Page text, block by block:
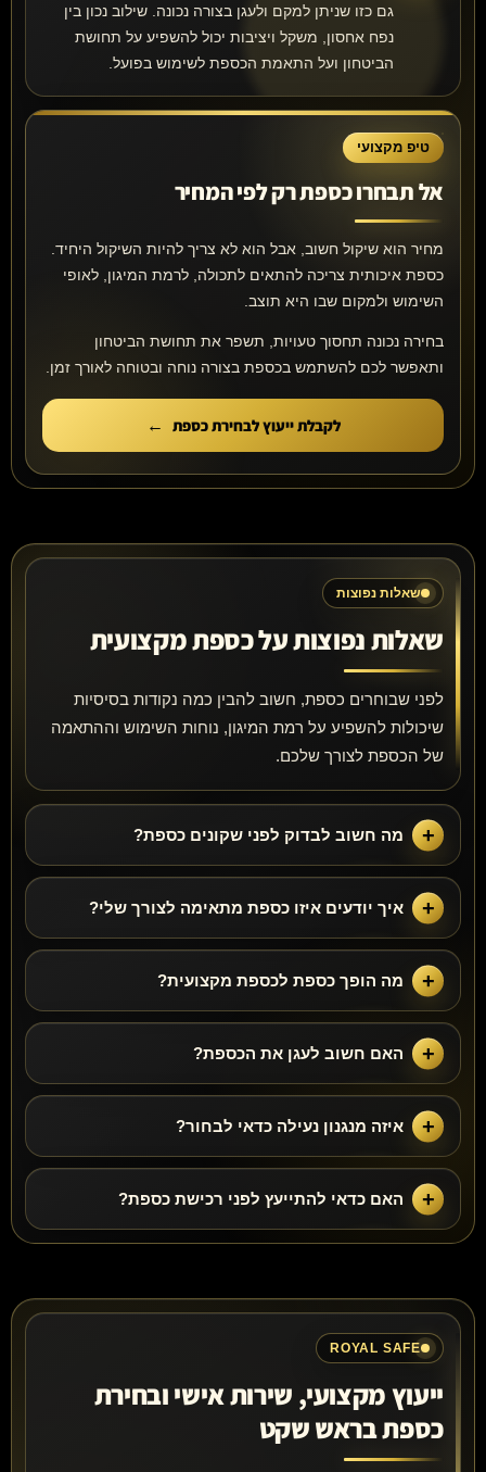
גם כזו שניתן למקם ולעגן בצורה נכונה. שילוב נכון בין
נפח אחסון, משקל ויציבות יכול להשפיע על תחושת
הביטחון ועל התאמת הכספת לשימוש בפועל.
טיפ מקצועי
אל תבחרו כספת רק לפי המחיר
מחיר הוא שיקול חשוב, אבל הוא לא צריך להיות השיקול היחיד.
כספת איכותית צריכה להתאים לתכולה, לרמת המיגון, לאופי
השימוש ולמקום שבו היא תוצב.
בחירה נכונה תחסוך טעויות, תשפר את תחושת הביטחון
ותאפשר לכם להשתמש בכספת בצורה נוחה ובטוחה לאורך זמן.
לקבלת ייעוץ לבחירת כספת
שאלות נפוצות
שאלות נפוצות על כספת מקצועית
לפני שבוחרים כספת, חשוב להבין כמה נקודות בסיסיות
שיכולות להשפיע על רמת המיגון, נוחות השימוש וההתאמה
של הכספת לצורך שלכם.
מה חשוב לבדוק לפני שקונים כספת?
איך יודעים איזו כספת מתאימה לצורך שלי?
מה הופך כספת לכספת מקצועית?
האם חשוב לעגן את הכספת?
איזה מנגנון נעילה כדאי לבחור?
האם כדאי להתייעץ לפני רכישת כספת?
ROYAL SAFE
ייעוץ מקצועי, שירות אישי ובחירת
כספת בראש שקט